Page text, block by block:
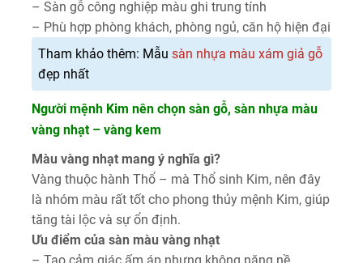
– Sàn gỗ công nghiệp màu ghi trung tính
– Phù hợp phòng khách, phòng ngủ, căn hộ hiện đại
Tham khảo thêm: Mẫu sàn nhựa màu xám giả gỗ
đẹp nhất
Người mệnh Kim nên chọn sàn gỗ, sàn nhựa màu
vàng nhạt – vàng kem
Màu vàng nhạt mang ý nghĩa gì?
Vàng thuộc hành Thổ – mà Thổ sinh Kim, nên đây
là nhóm màu rất tốt cho phong thủy mệnh Kim, giúp
tăng tài lộc và sự ổn định.
Ưu điểm của sàn màu vàng nhạt